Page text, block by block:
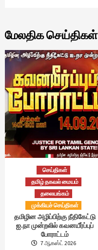
மேலதிக செய்திகள்
செய்திகள்
தமிழ் தகவல் மையம்
தலையங்கம்
முக்கியச் செய்திகள்
தமிழின அழிப்பிற்கு நீதிகேட்டு
ஐ.நா முன்றலில் கவனயீர்ப்புப்
போராட்டம்
7 ஆகஸ்ட் 2026